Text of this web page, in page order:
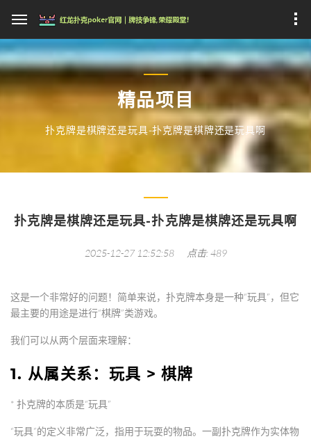
精品项目
扑克牌是棋牌还是玩具-扑克牌是棋牌还是玩具啊
扑克牌是棋牌还是玩具-扑克牌是棋牌还是玩具啊
2025-12-27 12:52:58 点击: 489
这是一个非常好的问题！简单来说， 扑克牌本身是一种“玩具”，但它
最主要的用途是进行“棋牌”类游戏。
我们可以从两个层面来理解：
1. 从属关系：玩具 > 棋牌
* 扑克牌的本质是“玩具”
“玩具”的定义非常广泛，指用于玩耍的物品。一副扑克牌作为实体物